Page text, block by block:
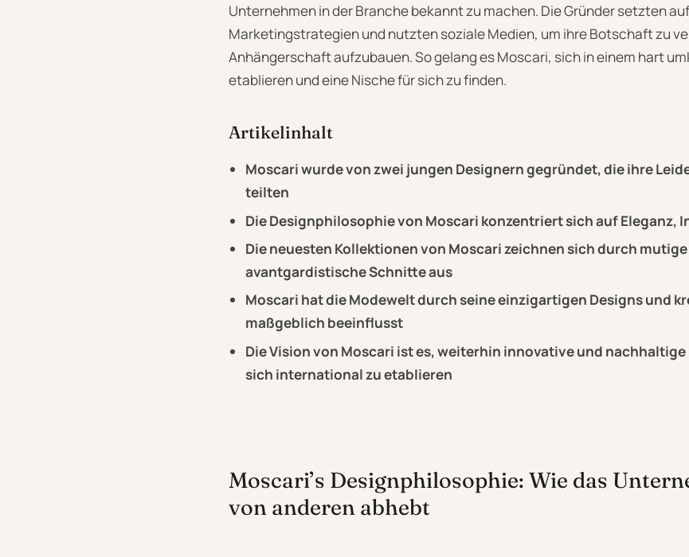
Unternehmen in der Branche bekannt zu machen. Die Gründer setzten
Marketingstrategien und nutzten soziale Medien, um ihre Botschaft zu
Anhängerschaft aufzubauen. So gelang es Moscari, sich in einem hart
etablieren und eine Nische für sich zu finden.
Artikelinhalt
Moscari wurde von zwei jungen Designern gegründet, die ihre
teilten
Die Designphilosophie von Moscari konzentriert sich auf Eleganz,
Die neuesten Kollektionen von Moscari zeichnen sich durch
avantgardistische Schnitte aus
Moscari hat die Modewelt durch seine einzigartigen Designs und
maßgeblich beeinflusst
Die Vision von Moscari ist es, weiterhin innovative und
sich international zu etablieren
Moscari’s Designphilosophie: Wie das
von anderen abhebt